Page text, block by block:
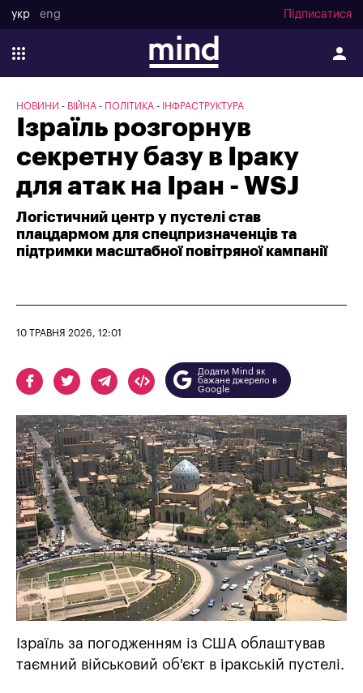
укр eng Підписатися
НОВИНИ ВІЙНА ПОЛІТИКА ІНФРАСТРУКТУРА
Ізраїль розгорнув
секретну базу в Іраку
для атак на Іран - WSJ
Логістичний центр у пустелі став
плацдармом для спецпризначенців та
підтримки масштабної повітряної кампанії
10 ТРАВНЯ 2026, 12:01
Додати Mind як
бажане джерело в
Google
Ізраїль за погодженням із США облаштував
таємний військовий об'єкт в іракській пустелі.